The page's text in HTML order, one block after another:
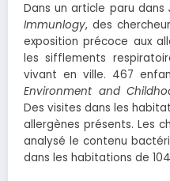
Dans un article paru dans
Immunlogy, des
exposition précoce aux
les sifflements
vivant en ville. 467
Environment and
Des visites dans les
allergènes présents. Les
analysé le contenu
dans les habitations de